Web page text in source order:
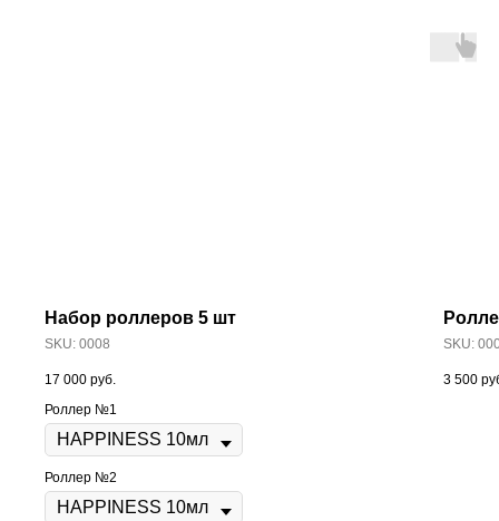
Набор роллеров 5 шт
SKU: 0008
17 000 руб.
Роллер №1
Роллер №2
SKU:
3 500